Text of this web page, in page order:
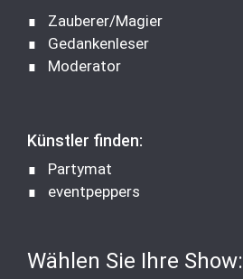
∎ Zauberer/Magier
∎ Gedankenleser
∎ Moderator
Künstler finden:
∎ Partymat
∎ eventpeppers
Wählen Sie Ihre Show: